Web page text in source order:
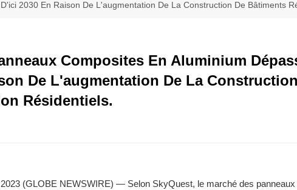
2030 En Raison De L'augmentation De La Construction De Bâtiments
Composites En Aluminium
L'augmentation De La Construction De
(GLOBE NEWSWIRE) — Selon SkyQuest, le marché des panneaux